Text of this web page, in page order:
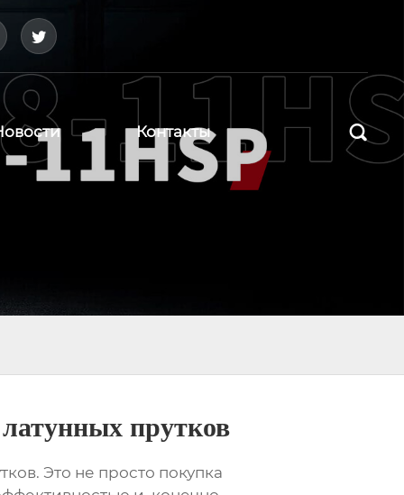

Контакты 
прутков
. Это не просто покупка